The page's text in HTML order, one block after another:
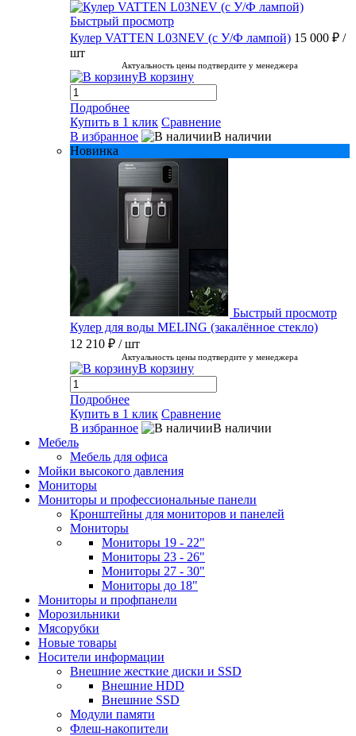
Быстрый просмотр
Кулер VATTEN L03NEV (с У/Ф лампой) 15 000 ₽ /
шт
Актуальность цены подтвердите у менеджера
В корзину
Подробнее
Купить в 1 клик Сравнение
В избранное
В наличии
Новинка
Быстрый просмотр
Кулер для воды MELING (закалённое стекло)
12 210 ₽ / шт
Актуальность цены подтвердите у менеджера
В корзину
Подробнее
Купить в 1 клик Сравнение
В избранное
В наличии
Мебель
Мебель для офиса
Мойки высокого давления
Мониторы
Мониторы и профессиональные панели
Кронштейны для мониторов и панелей
Мониторы
Мониторы 19 - 22"
Мониторы 23 - 26"
Мониторы 27 - 30"
Мониторы до 18"
Мониторы и профпанели
Морозильники
Мясорубки
Новые товары
Носители информации
Внешние жесткие диски и SSD
Внешние HDD
Внешние SSD
Модули памяти
Флеш-накопители